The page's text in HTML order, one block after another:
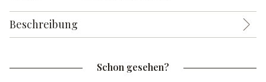
Beschreibung
Schon gesehen?